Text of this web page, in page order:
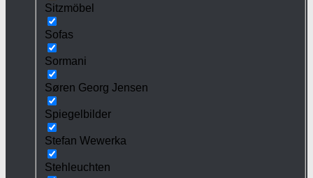
Sitzmöbel
Sofas
Sormani
Søren Georg Jensen
Spiegelbilder
Stefan Wewerka
Stehleuchten